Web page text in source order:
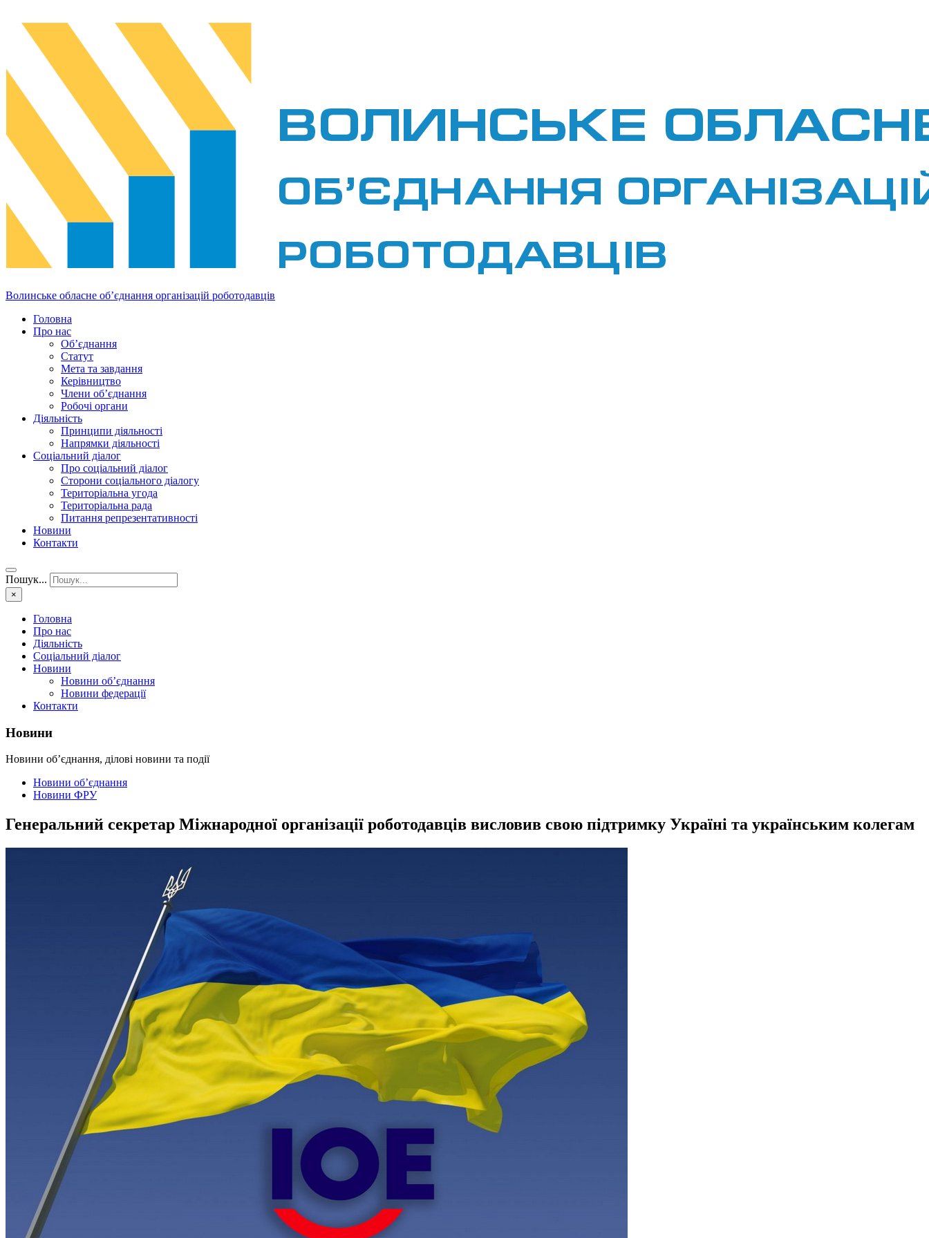
Волинське обласне об’єднання організацій роботодавців
Головна
Про нас
Об’єднання
Статут
Мета та завдання
Керівництво
Члени об’єднання
Робочі органи
Діяльність
Принципи діяльності
Напрямки діяльності
Соціальний діалог
Про соціальний діалог
Сторони соціального діалогу
Територіальна угода
Територіальна рада
Питання репрезентативності
Новини
Контакти
Пошук...
×
Головна
Про нас
Діяльність
Соціальний діалог
Новини
Новини об’єднання
Новини федерації
Контакти
Новини
Новини об’єднання, ділові новини та події
Новини об’єднання
Новини ФРУ
Генеральний секретар Міжнародної організації роботодавців висловив свою підтримку Україні та українським колегам